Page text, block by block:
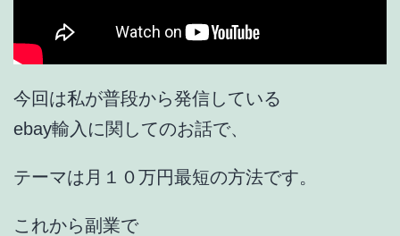
今回は私が普段から発信している
ebay輸入に関してのお話で、
テーマは月１０万円最短の方法です。
これから副業で